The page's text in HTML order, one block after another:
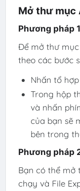
Mở thư mục
Phương pháp
Để mở thư
theo các bước
Nhấn tổ
Trong hộp
và nhấn
của bạn sẽ
bên trong
Phương pháp
Bạn có thể mở
chạy và File